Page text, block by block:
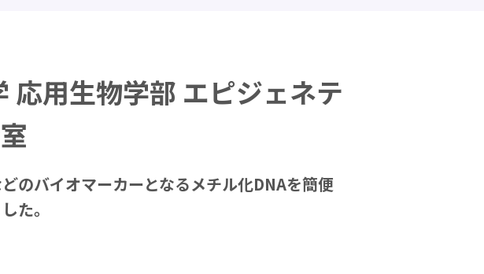
応用生物学部 エピジェネテ
のバイオマーカーとなるメチル化DNAを簡便
た。